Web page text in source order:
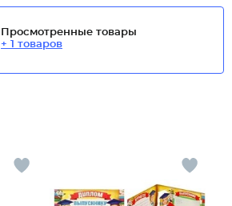
Просмотренные товары
+ 1 товаров